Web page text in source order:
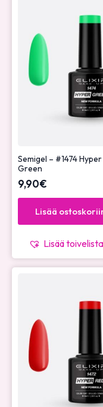
Semigel – #1474 Hyper
Green
9,90€
Lisää
Lisää